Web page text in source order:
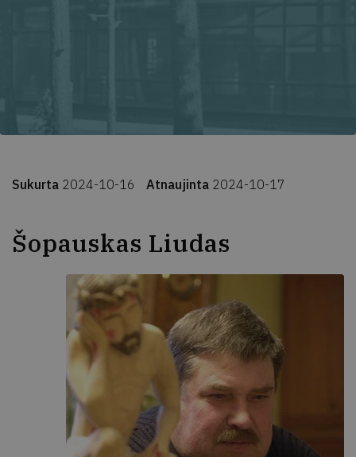
Sukurta 2024-10-16 Atnaujinta 2024-10-17
Šopauskas Liudas